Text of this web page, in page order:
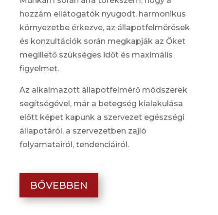
hozzám ellátogatók nyugodt, harmonikus
környezetbe érkezve, az állapotfelmérések
és konzultációk során megkapják az Őket
megillető szükséges időt és maximális
figyelmet.
Az alkalmazott állapotfelmérő módszerek
segítségével, már a betegség kialakulása
előtt képet kapunk a szervezet egészségi
állapotáról, a szervezetben zajló
folyamatairól, tendenciáiról.
BŐVEBBEN